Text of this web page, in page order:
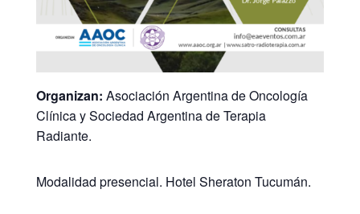
Organizan: Asociación Argentina de Oncología
Clínica y Sociedad Argentina de Terapia
Radiante.
Modalidad presencial. Hotel Sheraton Tucumán.